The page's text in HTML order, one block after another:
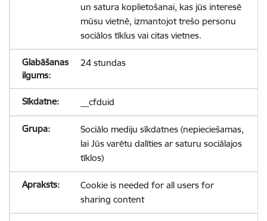
un satura koplietošanai, kas jūs interesē
mūsu vietnē, izmantojot trešo personu
sociālos tīklus vai citas vietnes.
24 stundas
__cfduid
Sociālo mediju sīkdatnes (nepieciešamas,
lai Jūs varētu dalīties ar saturu sociālajos
tīklos)
Cookie is needed for all users for
sharing content